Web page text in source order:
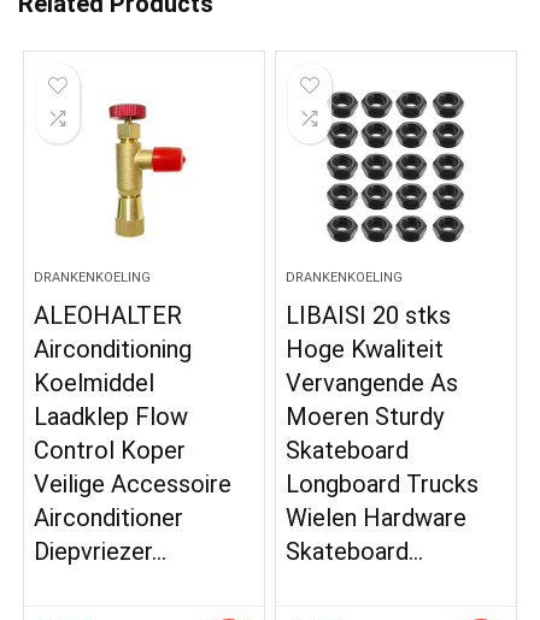
DRANKENKOELING
ALEOHALTER
Airconditioning
Koelmiddel
Laadklep Flow
Control Koper
Veilige Accessoire
Airconditioner
Diepvriezer…
DRANKENKOELING
LIBAISI 20 stks
Hoge Kwaliteit
Vervangende As
Moeren Sturdy
Skateboard
Longboard Trucks
Wielen Hardware
Skateboard…